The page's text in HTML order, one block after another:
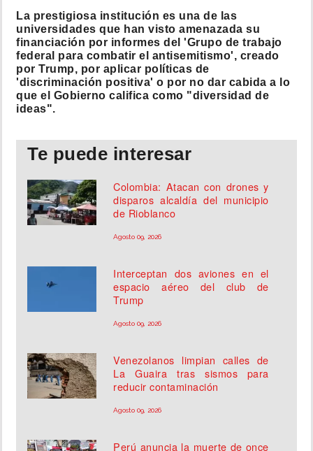
La prestigiosa institución es una de las
universidades que han visto amenazada su
financiación por informes del 'Grupo de trabajo
federal para combatir el antisemitismo', creado
por Trump, por aplicar políticas de
'discriminación positiva' o por no dar cabida a lo
que el Gobierno califica como "diversidad de
ideas".
Te puede interesar
Colombia: Atacan con drones y
disparos alcaldía del municipio
de Rioblanco
Agosto 09, 2026
Interceptan dos aviones en el
espacio aéreo del club de
Trump
Agosto 09, 2026
Venezolanos limpian calles de
La Guaira tras sismos para
reducir contaminación
Agosto 09, 2026
Perú anuncia la muerte de once